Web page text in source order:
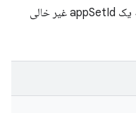
appSetId را بازیابی می کند. api همیشه یک appSetId غیر خالی